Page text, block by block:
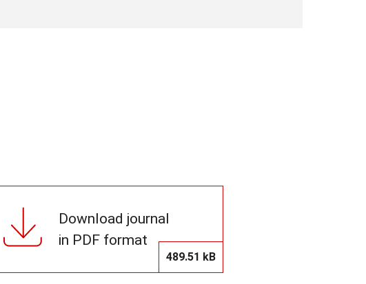
Download journal
in PDF format
489.51 kB